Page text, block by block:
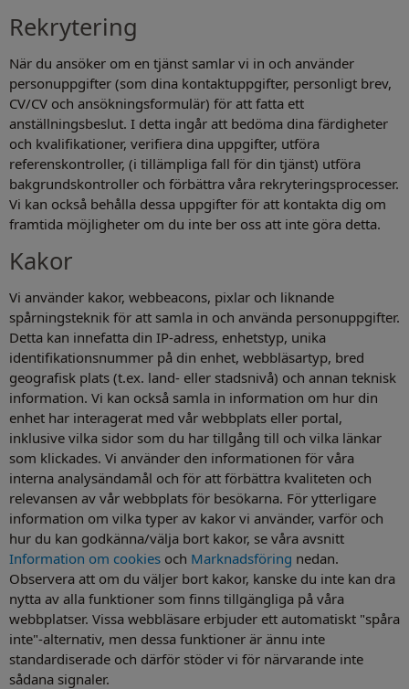
Rekrytering
När du ansöker om en tjänst samlar vi in och använder
personuppgifter (som dina kontaktuppgifter, personligt brev,
CV/CV och ansökningsformulär) för att fatta ett
anställningsbeslut. I detta ingår att bedöma dina färdigheter
och kvalifikationer, verifiera dina uppgifter, utföra
referenskontroller, (i tillämpliga fall för din tjänst) utföra
bakgrundskontroller och förbättra våra rekryteringsprocesser.
Vi kan också behålla dessa uppgifter för att kontakta dig om
framtida möjligheter om du inte ber oss att inte göra detta.
Kakor
Vi använder kakor, webbeacons, pixlar och liknande
spårningsteknik för att samla in och använda personuppgifter.
Detta kan innefatta din IP-adress, enhetstyp, unika
identifikationsnummer på din enhet, webbläsartyp, bred
geografisk plats (t.ex. land- eller stadsnivå) och annan teknisk
information. Vi kan också samla in information om hur din
enhet har interagerat med vår webbplats eller portal,
inklusive vilka sidor som du har tillgång till och vilka länkar
som klickades. Vi använder den informationen för våra
interna analysändamål och för att förbättra kvaliteten och
relevansen av vår webbplats för besökarna. För ytterligare
information om vilka typer av kakor vi använder, varför och
hur du kan godkänna/välja bort kakor, se våra avsnitt
Information om cookies och Marknadsföring nedan.
Observera att om du väljer bort kakor, kanske du inte kan dra
nytta av alla funktioner som finns tillgängliga på våra
webbplatser. Vissa webbläsare erbjuder ett automatiskt "spåra
inte"-alternativ, men dessa funktioner är ännu inte
standardiserade och därför stöder vi för närvarande inte
sådana signaler.